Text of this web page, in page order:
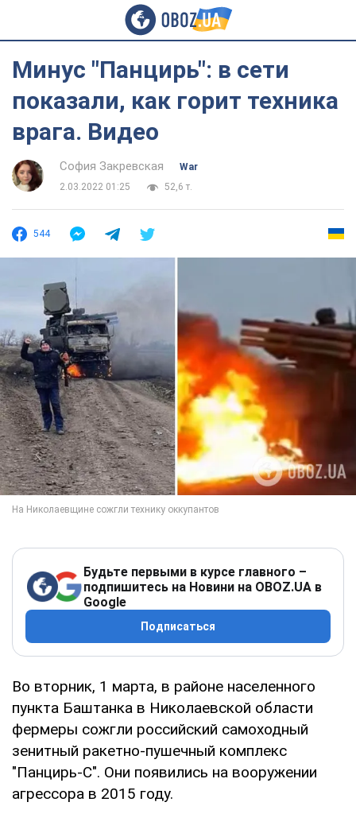
Минус "Панцирь": в сети
показали, как горит техника
врага. Видео
София Закревская
War
2.03.2022 01:25
52,6 т.
544
Будьте первыми в курсе главного –
подпишитесь на Новини на OBOZ.UA в
Google
Подписаться
Во вторник, 1 марта, в районе населенного
пункта Баштанка в Николаевской области
фермеры сожгли российский самоходный
зенитный ракетно-пушечный комплекс
"Панцирь-С". Они появились на вооружении
агрессора в 2015 году.